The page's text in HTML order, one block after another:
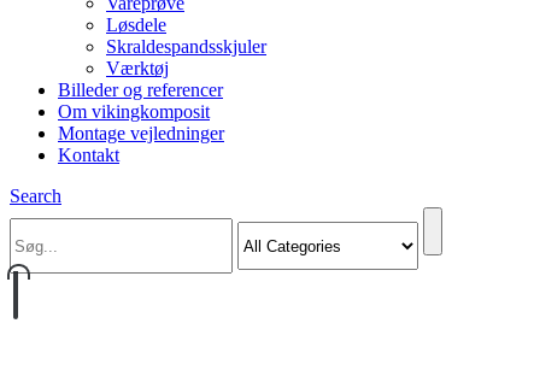
Løsdele
Skraldespandsskjuler
Værktøj
Billeder og referencer
Om vikingkomposit
Montage vejledninger
Kontakt
Search